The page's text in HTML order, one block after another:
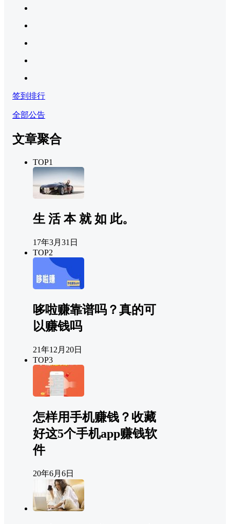
签到排行
全部公告
文章聚合
TOP1
生 活 本 就 如 此。
17年3月31日
TOP2
哆啦赚靠谱吗？真的可
以赚钱吗
21年12月20日
TOP3
怎样用手机赚钱？收藏
好这5个手机app赚钱软
件
20年6月6日